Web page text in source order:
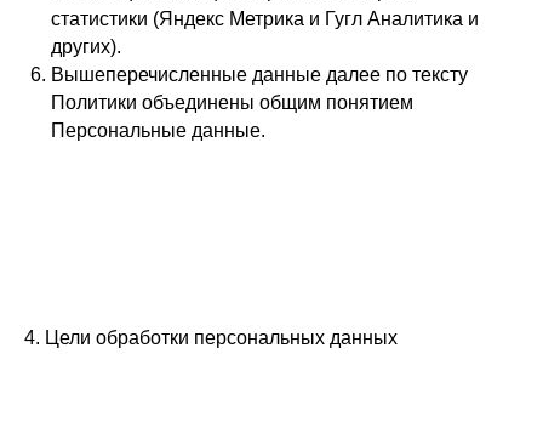
статистики (Яндекс Метрика и Гугл Аналитика и
других).
Вышеперечисленные данные далее по тексту
Политики объединены общим понятием
Персональные данные.
4. Цели обработки персональных данных